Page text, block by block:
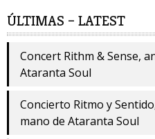
ÚLTIMAS – LATEST
Concert Rithm & Sense,
Ataranta Soul
Concierto Ritmo y
mano de Ataranta Soul